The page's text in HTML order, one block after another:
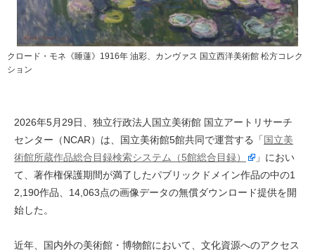
クロード・モネ《睡蓮》1916年 油彩、カンヴァス 国立西洋美術館 松方コレク
ション
2026年5月29日、独立行政法人国立美術館 国立アートリサーチ
センター（NCAR）は、国立美術館5館共同で運営する「 国立美
術館所蔵作品総合目録検索システム（5館総合目録）
」におい
て、著作権保護期間が満了したパブリックドメイン作品の中の1
2,190作品、14,063点の画像データの無償ダウンロード提供を開
始した。
近年、国内外の美術館・博物館において、文化資源へのアクセス